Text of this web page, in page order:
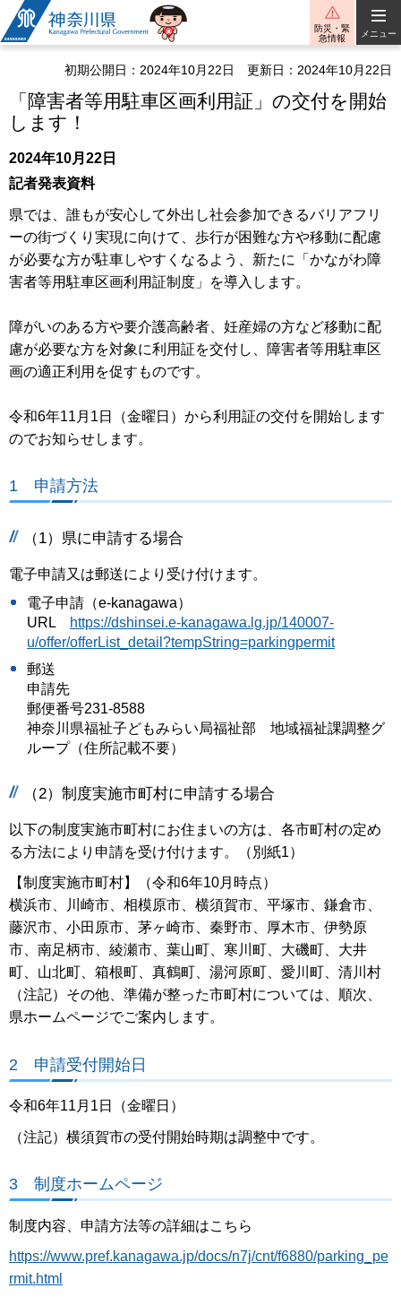
神奈川県
防災・緊
急情報
メニュー
初期公開日：2024年10月22日 更新日：2024年10月22日
「障害者等用駐車区画利用証」の交付を開始
します！
2024年10月22日
記者発表資料
県では、誰もが安心して外出し社会参加できるバリアフリ
ーの街づくり実現に向けて、歩行が困難な方や移動に配慮
が必要な方が駐車しやすくなるよう、新たに「かながわ障
害者等用駐車区画利用証制度」を導入します。
障がいのある方や要介護高齢者、妊産婦の方など移動に配
慮が必要な方を対象に利用証を交付し、障害者等用駐車区
画の適正利用を促すものです。
令和6年11月1日（金曜日）から利用証の交付を開始します
のでお知らせします。
1 申請方法
（1）県に申請する場合
電子申請又は郵送により受け付けます。
電子申請（e-kanagawa）
URL
https://dshinsei.e-kanagawa.lg.jp/140007-
u/offer/offerList_detail?tempString=parkingpermit
郵送
申請先
郵便番号231-8588
神奈川県福祉子どもみらい局福祉部 地域福祉課調整グ
ループ（住所記載不要）
（2）制度実施市町村に申請する場合
以下の制度実施市町村にお住まいの方は、各市町村の定め
る方法により申請を受け付けます。（別紙1）
【制度実施市町村】（令和6年10月時点）
横浜市、川崎市、相模原市、横須賀市、平塚市、鎌倉市、
藤沢市、小田原市、茅ヶ崎市、秦野市、厚木市、伊勢原
市、南足柄市、綾瀬市、葉山町、寒川町、大磯町、大井
町、山北町、箱根町、真鶴町、湯河原町、愛川町、清川村
（注記）その他、準備が整った市町村については、順次、
県ホームページでご案内します。
2 申請受付開始日
令和6年11月1日（金曜日）
（注記）横須賀市の受付開始時期は調整中です。
3 制度ホームページ
制度内容、申請方法等の詳細はこちら
https://www.pref.kanagawa.jp/docs/n7j/cnt/f6880/parking_pe
rmit.html